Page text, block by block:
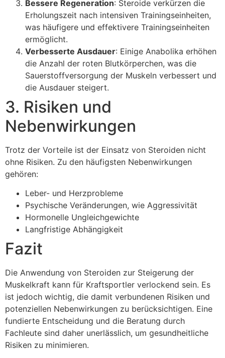
Bessere Regeneration: Steroide verkürzen die
Erholungszeit nach intensiven Trainingseinheiten,
was häufigere und effektivere Trainingseinheiten
ermöglicht.
Verbesserte Ausdauer: Einige Anabolika erhöhen
die Anzahl der roten Blutkörperchen, was die
Sauerstoffversorgung der Muskeln verbessert und
die Ausdauer steigert.
3. Risiken und
Nebenwirkungen
Trotz der Vorteile ist der Einsatz von Steroiden nicht
ohne Risiken. Zu den häufigsten Nebenwirkungen
gehören:
Leber- und Herzprobleme
Psychische Veränderungen, wie Aggressivität
Hormonelle Ungleichgewichte
Langfristige Abhängigkeit
Fazit
Die Anwendung von Steroiden zur Steigerung der
Muskelkraft kann für Kraftsportler verlockend sein. Es
ist jedoch wichtig, die damit verbundenen Risiken und
potenziellen Nebenwirkungen zu berücksichtigen. Eine
fundierte Entscheidung und die Beratung durch
Fachleute sind daher unerlässlich, um gesundheitliche
Risiken zu minimieren.